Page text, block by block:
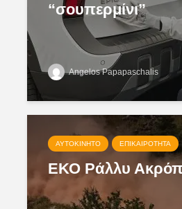
“σουπερμίνι”
Angelos Papapaschalis
ΑΥΤΟΚΊΝΗΤΟ ΕΠΙΚΑΙΡΌΤΗΤΑ
ΕΚΟ Ράλλυ